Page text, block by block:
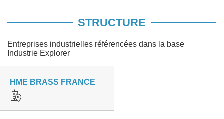
STRUCTURE
Entreprises industrielles référencées dans la base
Industrie Explorer
HME BRASS FRANCE